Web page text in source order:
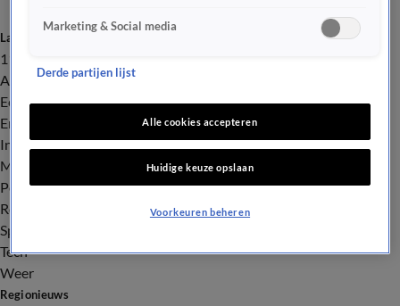
Laatste nieuws
112
Advies & Tips
Economie
Entertainment
Infrastructuur
Milieu en Gezondheid
Politiek
Royalty
Sport
Tech
Weer
Regionieuws
Marketing & Social media
Derde partijen lijst
Alle cookies accepteren
Huidige keuze opslaan
Voorkeuren beheren